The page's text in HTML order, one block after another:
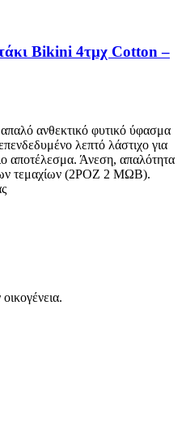
Bikini 4τμχ Cotton –
απαλό ανθεκτικό φυτικό ύφασμα
λεπτό λάστιχο για
αποτέλεσμα. Άνεση, απαλότητα
τεμαχίων (2ΡΟΖ 2 ΜΩΒ).